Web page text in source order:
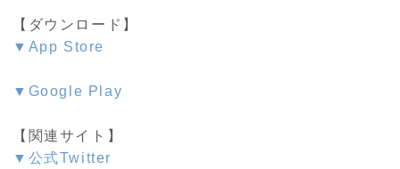
【ダウンロード】
▼App Store
▼Google Play
【関連サイト】
▼公式Twitter